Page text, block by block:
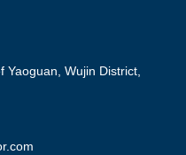
Yaoguan, Wujin District,